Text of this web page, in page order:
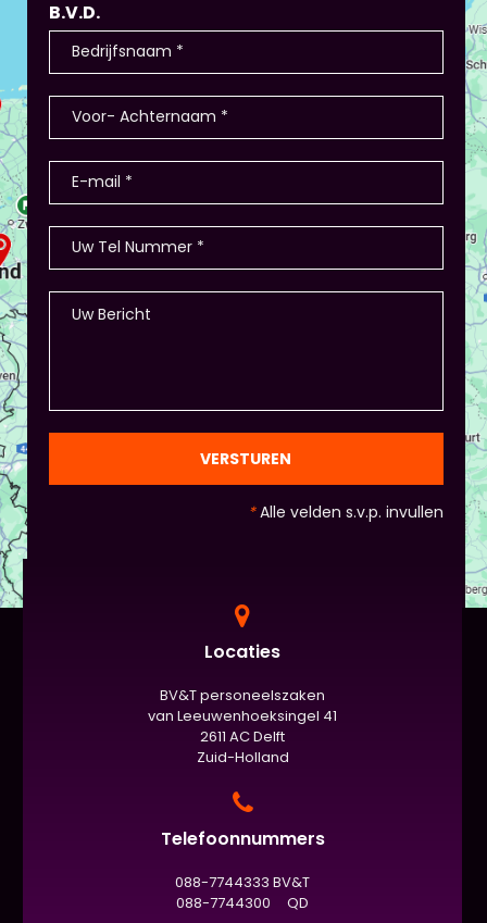
B.V.D.
VERSTUREN
*Alle velden s.v.p. invullen
Locaties
BV&T personeelszaken
van Leeuwenhoeksingel 41
2611 AC Delft
Zuid-Holland
Telefoonnummers
088-7744333 BV&T
088-7744300 QD